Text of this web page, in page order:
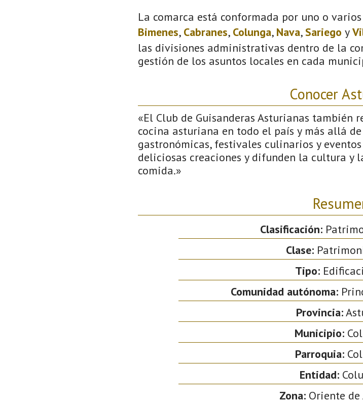
La comarca está conformada por uno o
Bimenes, Cabranes, Colunga, Nava,Sariego y
las divisiones administrativas dentro de la
gestión de los asuntos locales en cada
Conocer
«El Club de Guisanderas Asturianas
cocina asturiana en todo el país y más allá
gastronómicas, festivales culinarios y
deliciosas creaciones y difunden la cultura y
comida.»
Clasificación:
Clase:
Tipo:
Comunidad autónoma:
Provincia:
Municipio:
Parroquia:
Entidad:
Zona: Oriente de